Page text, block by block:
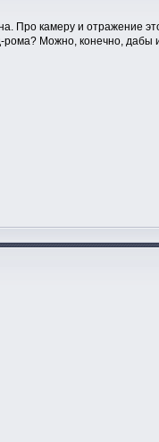
Про камеру и отражение
Можно, конечно, дабы